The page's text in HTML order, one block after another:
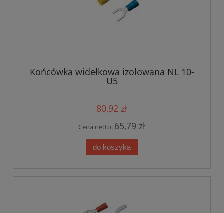
Końcówka widełkowa izolowana NL 10-
U5
80,92 zł
Cena netto: 65,79 zł
do koszyka